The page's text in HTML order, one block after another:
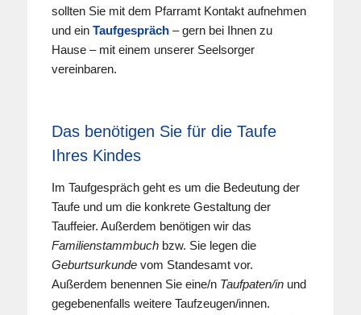
sollten Sie mit dem Pfarramt Kontakt aufnehmen
und ein Taufgespräch – gern bei Ihnen zu
Hause – mit einem unserer Seelsorger
vereinbaren.
Das benötigen Sie für die Taufe
Ihres Kindes
Im Taufgespräch geht es um die Bedeutung der
Taufe und um die konkrete Gestaltung der
Tauffeier. Außerdem benötigen wir das
Familienstammbuchbzw. Sie legen die
Geburtsurkundevom Standesamt vor.
Außerdem benennen Sie eine/n Taufpaten/inund
gegebenenfalls weitere Taufzeugen/innen.